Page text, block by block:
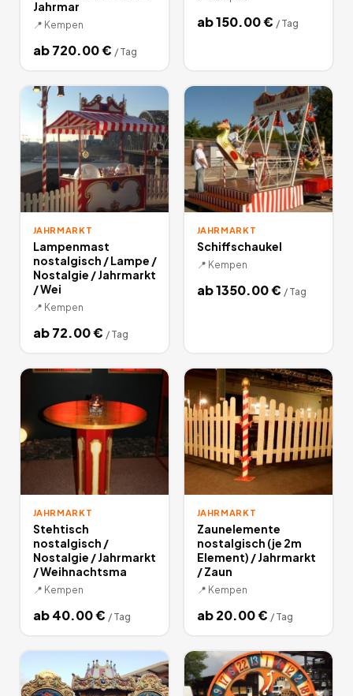
Jahrmar
📍 Kempen
ab720.00€ / Tag
ab150.00€ / Tag
JAHRMARKT
Lampenmast
nostalgisch / Lampe /
Nostalgie / Jahrmarkt
/ Wei
📍 Kempen
ab72.00€ / Tag
JAHRMARKT
Schiffschaukel
📍 Kempen
ab1350.00€ / Tag
JAHRMARKT
Stehtisch
nostalgisch /
Nostalgie / Jahrmarkt
/ Weihnachtsma
📍 Kempen
ab40.00€ / Tag
JAHRMARKT
Zaunelemente
nostalgisch (je 2m
Element) / Jahrmarkt
/ Zaun
📍 Kempen
ab20.00€ / Tag